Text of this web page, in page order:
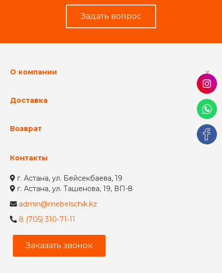
Задать вопрос
О компании
Доставка
Возврат
Контакты
г. Астана, ул. Бейсекбаева, 19
г. Астана, ул. Ташенова, 19, ВП-8
admin@mebelschik.kz
8 (705) 310-71-11
Заказать звонок